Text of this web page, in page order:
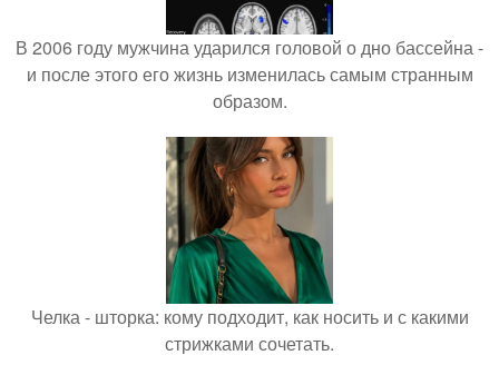
В 2006 году мужчина ударился головой о дно бассейна -
и после этого его жизнь изменилась самым странным
образом.
Челка - шторка: кому подходит, как носить и с какими
стрижками сочетать.